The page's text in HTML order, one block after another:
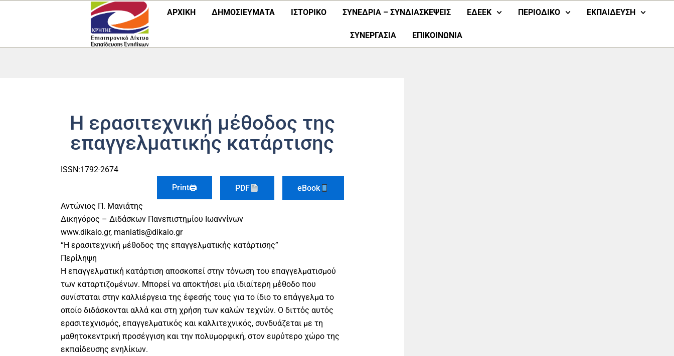
ΑΡΧΙΚΗ ΔΗΜΟΣΙΕΎΜΑΤΑ ΙΣΤΟΡΙΚΟ ΣΥΝΕΔΡΙΑ – ΣΥΝΔΙΑΣΚΕΨΕΙΣ ΕΔΕΕΚ ΠΕΡΙΟΔΙΚΟ ΕΚΠΑΙΔΕΥΣΗ
ΣΥΝΕΡΓΑΣΊΑ ΕΠΙΚΟΙΝΩΝΙΑ
Η ερασιτεχνική μέθοδος της
επαγγελματικής κατάρτισης
ISSN:1792-2674
Print🖨
PDF
eBook
Αντώνιος Π. Μανιάτης
Δικηγόρος – Διδάσκων Πανεπιστημίου Ιωαννίνων
www.dikaio.gr, maniatis@dikaio.gr
“Η ερασιτεχνική μέθοδος της επαγγελματικής κατάρτισης”
Περίληψη
Η επαγγελματική κατάρτιση αποσκοπεί στην τόνωση του επαγγελματισμού
των καταρτιζομένων. Μπορεί να αποκτήσει μία ιδιαίτερη μέθοδο που
συνίσταται στην καλλιέργεια της έφεσής τους για το ίδιο το επάγγελμα το
οποίο διδάσκονται αλλά και στη χρήση των καλών τεχνών. Ο διττός αυτός
ερασιτεχνισμός, επαγγελματικός και καλλιτεχνικός, συνδυάζεται με τη
μαθητοκεντρική προσέγγιση και την πολυμορφική, στον ευρύτερο χώρο της
εκπαίδευσης ενηλίκων.